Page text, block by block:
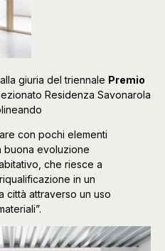
giuria del triennale Premio
Residenza Savonarola
con pochi elementi
buona evoluzione
che riesce a
in un
città attraverso un uso